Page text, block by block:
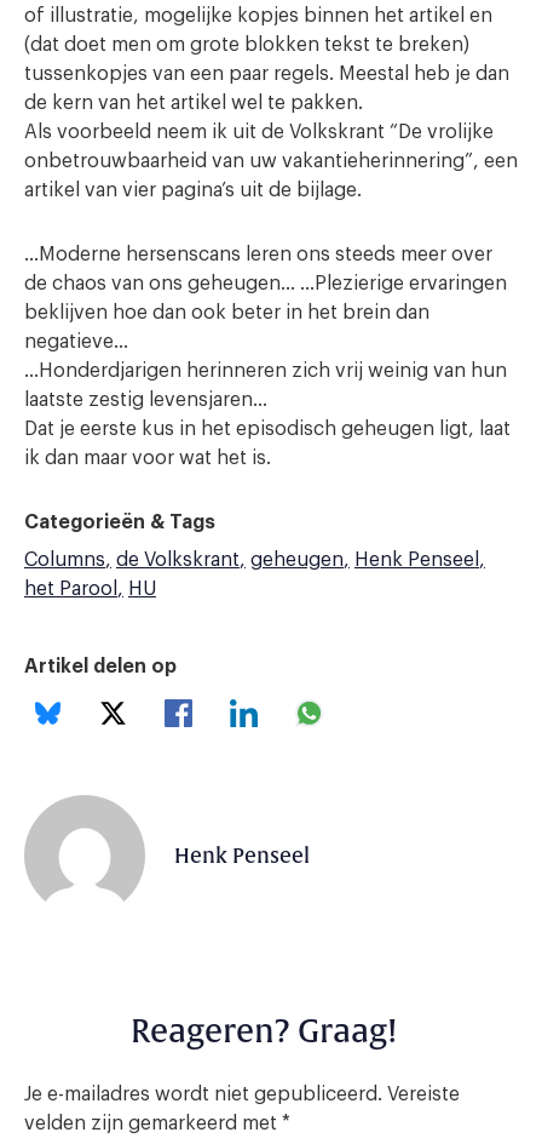
of illustratie, mogelijke kopjes binnen het artikel en
(dat doet men om grote blokken tekst te breken)
tussenkopjes van een paar regels. Meestal heb je dan
de kern van het artikel wel te pakken.
Als voorbeeld neem ik uit de Volkskrant “De vrolijke
onbetrouwbaarheid van uw vakantieherinnering”, een
artikel van vier pagina’s uit de bijlage.
…Moderne hersenscans leren ons steeds meer over
de chaos van ons geheugen… …Plezierige ervaringen
beklijven hoe dan ook beter in het brein dan
negatieve…
…Honderdjarigen herinneren zich vrij weinig van hun
laatste zestig levensjaren…
Dat je eerste kus in het episodisch geheugen ligt, laat
ik dan maar voor wat het is.
Categorieën & Tags
Columns
de Volkskrant geheugen
Henk Penseel
het Parool
HU
Artikel delen op
Henk Penseel
Reageren? Graag!
Je e-mailadres wordt niet gepubliceerd. Vereiste
velden zijn gemarkeerd met *